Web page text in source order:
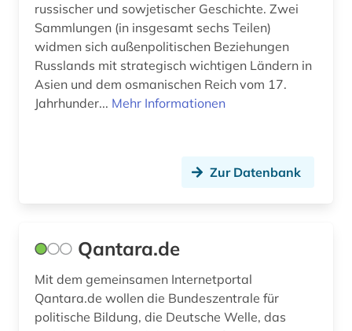
russischer und sowjetischer Geschichte. Zwei
Sammlungen (in insgesamt sechs Teilen)
widmen sich außenpolitischen Beziehungen
Russlands mit strategisch wichtigen Ländern in
Asien und dem osmanischen Reich vom 17.
Jahrhunder... Mehr Informationen
Zur Datenbank
Qantara.de
Mit dem gemeinsamen Internetportal
Qantara.de wollen die Bundeszentrale für
politische Bildung, die Deutsche Welle, das